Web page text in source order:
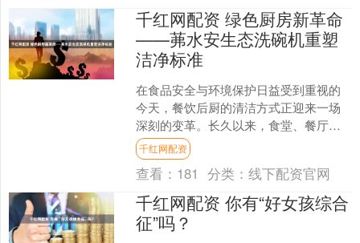
千红网配资 绿色厨房新革命
——茀水安生态洗碗机重塑
洁净标准
在食品安全与环境保护日益受到重视的
今天，餐饮后厨的清洁方式正迎来一场
深刻的变革。长久以来，食堂、餐厅等
集体供餐单位普遍依赖化学洗涤剂进行
餐具清洗。然而，受制于洗....
千红网配资
查看： 181 分类：线下配资官网
千红网配资 你有“好女孩综合
征”吗？